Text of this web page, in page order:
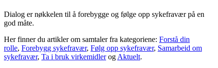
Dialog er nøkkelen til å forebygge og følge opp sykefravær på en
god måte.
Her finner du artikler om samtaler fra kategoriene: Forstå din
rolle, Forebygg sykefravær, Følg opp sykefravær, Samarbeid om
sykefravær, Ta i bruk virkemidlerog Aktuelt.